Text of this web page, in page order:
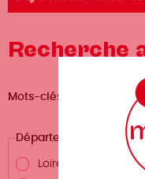
Recherche
Mots-clés
Département
Loire-Atlantique